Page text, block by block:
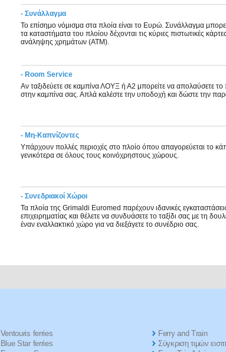
- Συνάλλαγμα
Το επίσημο νόμισμα στα πλοία είναι το Ευρώ. Συνάλλαγμα
τα καταστήματα του πλοίου δέχονται τις κύριες πιστωτικές
ανάληψης χρημάτων (ATM).
- Room Service
Αν ταξιδεύετε σε καμπίνα ΛΟΥΞ ή Α2 μπορείτε να απολαύσετε
στην καμπίνα σας. Απλά καλέστε την υποδοχή και δώστε την
- Μη-Καπνίζοντες
Υπάρχουν πολλές περιοχές στο πλοίο όπου απαγορεύεται το
γενικότερα σε όλους τους κοινόχρηστους χώρους.
- Συνεδριακοί Χώροι
Τα πλοία της Grimaldi Euromed παρέχουν ιδανικές
επιχειρηματίας και θέλετε να συνδυάσετε το ταξίδι σας με τη
έναν εναλλακτικό χώρο για να διεξάγετε το συνέδριο σας.
Ventouris ferries
Blue Star ferries
Ferry and Train
Σύγκριση τιμών